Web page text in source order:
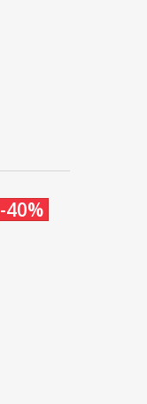
-40%